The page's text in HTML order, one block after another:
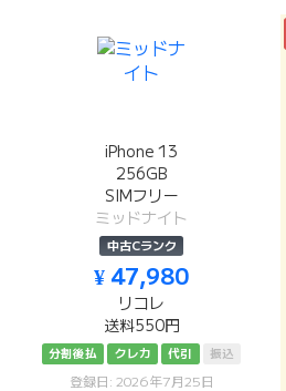
iPhone 13
256GB
SIMフリー
ミッドナイト
中古Cランク
¥ 47,980
リコレ
送料550円
分割後払 クレカ 代引 振込
登録日: 2026年7月25日